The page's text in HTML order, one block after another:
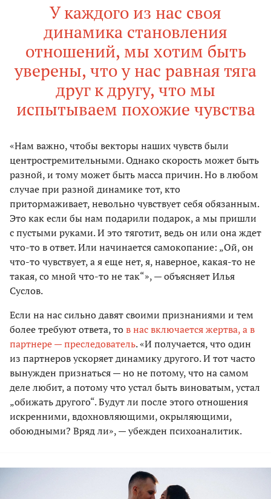
У каждого из нас своя
динамика становления
отношений, мы хотим быть
уверены, что у нас равная тяга
друг к другу, что мы
испытываем похожие чувства
«Нам важно, чтобы векторы наших чувств были
центростремительными. Однако скорость может быть
разной, и тому может быть масса причин. Но в любом
случае при разной динамике тот, кто
притормаживает, невольно чувствует себя обязанным.
Это как если бы нам подарили подарок, а мы пришли
с пустыми руками. И это тяготит, ведь он или она ждет
что-то в ответ. Или начинается самокопание: „Ой, он
что-то чувствует, а я еще нет, я, наверное, какая-то не
такая, со мной что-то не так“», — объясняет Илья
Суслов.
Если на нас сильно давят своими признаниями и тем
более требуют ответа, тов нас включается жертва, а в
партнере — преследователь. «И получается, что один
из партнеров ускоряет динамику другого. И тот часто
вынужден признаться — но не потому, что на самом
деле любит, а потому что устал быть виноватым, устал
„обижать другого“. Будут ли после этого отношения
искренними, вдохновляющими, окрыляющими,
обоюдными? Вряд ли», — убежден психоаналитик.